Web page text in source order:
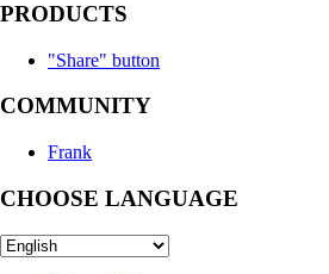
PRODUCTS
"Share" button
COMMUNITY
Frank
CHOOSE LANGUAGE